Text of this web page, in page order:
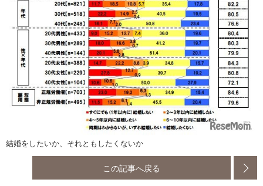
結婚をしたいか、それともしたくないか
この記事へ戻る